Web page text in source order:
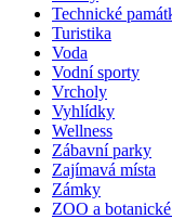
Technické
Turistika
Voda
Vodní sporty
Vrcholy
Vyhlídky
Wellness
Zábavní parky
Zajímavá místa
Zámky
ZOO a